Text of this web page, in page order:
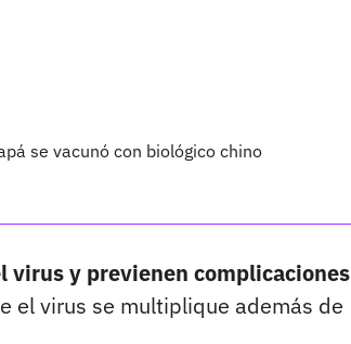
se vacunó con biológico chino
virus y previenen complicaciones
el virus se multiplique además de